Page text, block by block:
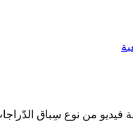
من نوع سِباق